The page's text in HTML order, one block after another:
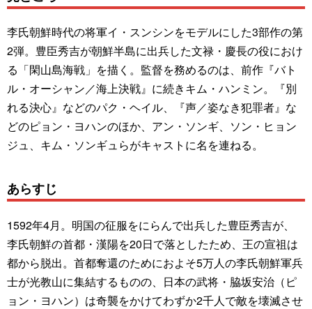
李氏朝鮮時代の将軍イ・スンシンをモデルにした3部作の第
2弾。豊臣秀吉が朝鮮半島に出兵した文禄・慶長の役におけ
る「閑山島海戦」を描く。監督を務めるのは、前作『バト
ル・オーシャン／海上決戦』に続きキム・ハンミン。『別
れる決心』などのパク・ヘイル、『声／姿なき犯罪者』な
どのピョン・ヨハンのほか、アン・ソンギ、ソン・ヒョン
ジュ、キム・ソンギュらがキャストに名を連ねる。
あらすじ
1592年4月。明国の征服をにらんで出兵した豊臣秀吉が、
李氏朝鮮の首都・漢陽を20日で落としたため、王の宣祖は
都から脱出。首都奪還のためにおよそ5万人の李氏朝鮮軍兵
士が光教山に集結するものの、日本の武将・脇坂安治（ピ
ョン・ヨハン）は奇襲をかけてわずか2千人で敵を壊滅させ